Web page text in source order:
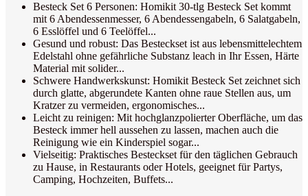
Besteck Set 6 Personen: Homikit 30-tlg Besteck Set kommt
mit 6 Abendessenmesser, 6 Abendessengabeln, 6 Salatgabeln,
6 Esslöffel und 6 Teelöffel...
Gesund und robust: Das Besteckset ist aus lebensmittelechtem
Edelstahl ohne gefährliche Substanz leach in Ihr Essen, Härte
Material mit solider...
Schwere Handwerkskunst: Homikit Besteck Set zeichnet sich
durch glatte, abgerundete Kanten ohne raue Stellen aus, um
Kratzer zu vermeiden, ergonomisches...
Leicht zu reinigen: Mit hochglanzpolierter Oberfläche, um das
Besteck immer hell aussehen zu lassen, machen auch die
Reinigung wie ein Kinderspiel sogar...
Vielseitig: Praktisches Besteckset für den täglichen Gebrauch
zu Hause, in Restaurants oder Hotels, geeignet für Partys,
Camping, Hochzeiten, Buffets...